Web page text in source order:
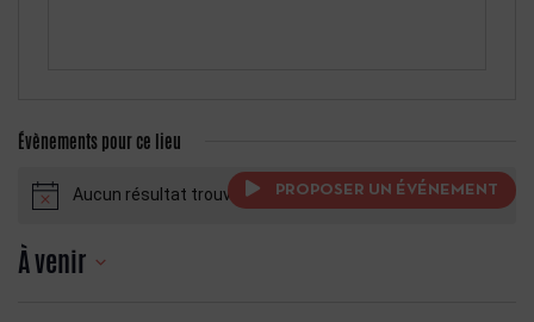
Évènements pour ce lieu
NoticeAucun résultat trouvé.
À venir
PROPOSER UN ÉVÉNEMENT